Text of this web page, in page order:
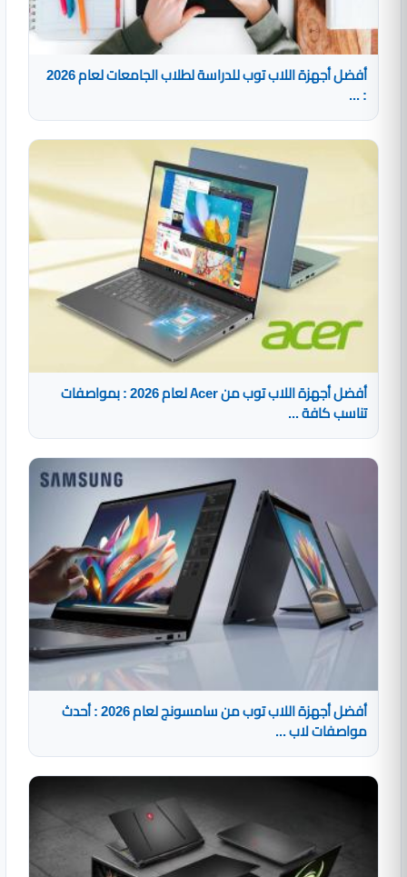
أفضل أجهزة اللاب توب للدراسة لطلاب الجامعات لعام 2026
: ...
أفضل أجهزة اللاب توب من Acer لعام 2026 : بمواصفات
تناسب كافة ...
أفضل أجهزة اللاب توب من سامسونج لعام 2026 : أحدث
مواصفات لاب ...